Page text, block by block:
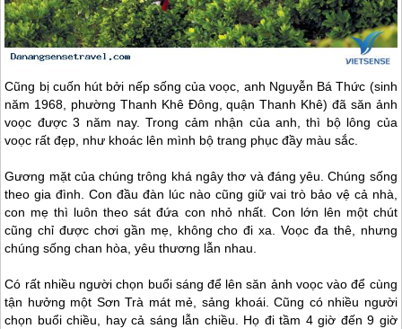
Cũng bị cuốn hút bởi nếp sống của voọc, anh Nguyễn Bá Thức (sinh
năm 1968, phường Thanh Khê Đông, quận Thanh Khê) đã săn ảnh
voọc được 3 năm nay. Trong cảm nhận của anh, thì bộ lông của
voọc rất đẹp, như khoác lên mình bộ trang phục đầy màu sắc.
Gương mặt của chúng trông khá ngây thơ và đáng yêu. Chúng sống
theo gia đình. Con đầu đàn lúc nào cũng giữ vai trò bảo vệ cả nhà,
con mẹ thì luôn theo sát đứa con nhỏ nhất. Con lớn lên một chút
cũng chỉ được chơi gần mẹ, không cho đi xa. Voọc đa thê, nhưng
chúng sống chan hòa, yêu thương lẫn nhau.
Có rất nhiều người chọn buổi sáng để lên săn ảnh voọc vào để cùng
tận hưởng một Sơn Trà mát mẻ, sảng khoái. Cũng có nhiều người
chọn buổi chiều, hay cả sáng lẫn chiều. Họ đi tầm 4 giờ đến 9 giờ